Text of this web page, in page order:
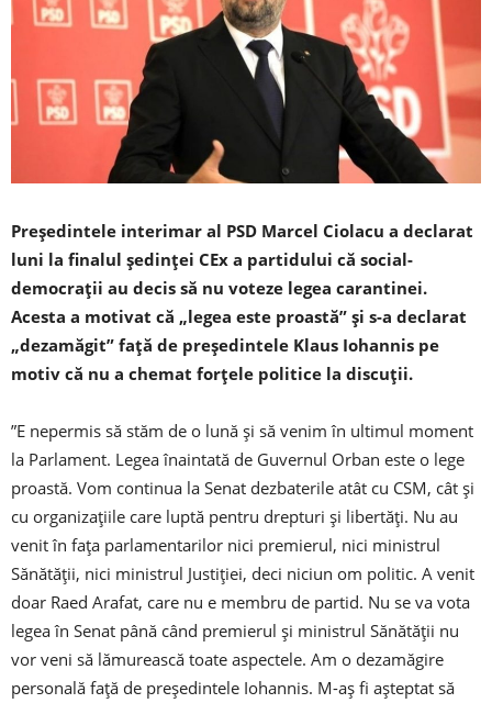
Preşedintele interimar al PSD Marcel Ciolacu a declarat
luni la finalul şedinţei CEx a partidului că social-
democraţii au decis să nu voteze legea carantinei.
Acesta a motivat că „legea este proastă” şi s-a declarat
„dezamăgit” faţă de preşedintele Klaus Iohannis pe
motiv că nu a chemat forţele politice la discuţii.
”E nepermis să stăm de o lună şi să venim în ultimul moment
la Parlament. Legea înaintată de Guvernul Orban este o lege
proastă. Vom continua la Senat dezbaterile atât cu CSM, cât şi
cu organizaţiile care luptă pentru drepturi şi libertăţi. Nu au
venit în faţa parlamentarilor nici premierul, nici ministrul
Sănătăţii, nici ministrul Justiţiei, deci niciun om politic. A venit
doar Raed Arafat, care nu e membru de partid. Nu se va vota
legea în Senat până când premierul şi ministrul Sănătăţii nu
vor veni să lămurească toate aspectele. Am o dezamăgire
personală faţă de preşedintele Iohannis. M-aş fi aşteptat să